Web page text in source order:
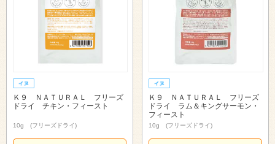
Ｋ９ ＮＡＴＵＲＡＬ フリーズ
ドライ チキン・フィースト
10g (フリーズドライ)
Ｋ９ ＮＡＴＵＲＡＬ フリーズ
ドライ ラム＆キングサーモン・
フィースト
10g (フリーズドライ)